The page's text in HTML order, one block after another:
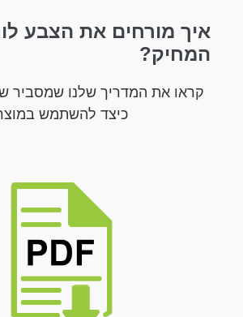
איך מורחים את הצבע
המחיק?
קראו את המדריך שלנו שמסביר
כיצד להשתמש